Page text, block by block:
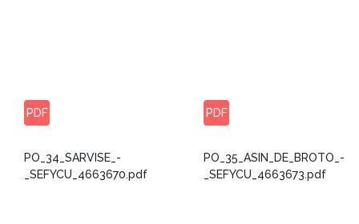
PDF
PO_34_SARVISE_-
_SEFYCU_4663670.pdf
PDF
PO_35_ASIN_DE_BROTO_-
_SEFYCU_4663673.pdf